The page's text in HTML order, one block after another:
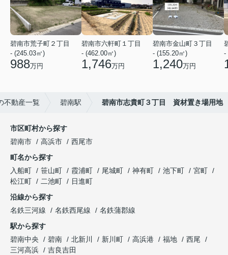
碧南市荒子町２丁目
- (245.03㎡)
988万円
碧南市六軒町１丁目
- (462.00㎡)
1,746万円
碧南市金山町３丁目
- (155.20㎡)
1,240万円
-
不動産一覧 碧南駅 碧南市志貴町３丁目 資材置き場用地
市区町村から探す
碧南市
高浜市
西尾市
町名から探す
入船町
笹山町 霞浦町 尾城町 神有町 池下町
宮町
松江町
二池町
日進町
沿線から探す
名鉄三河線
名鉄西尾線
名鉄蒲郡線
駅から探す
碧南中央
碧南 北新川 新川町 高浜港 福地
西尾
三河高浜
吉良吉田